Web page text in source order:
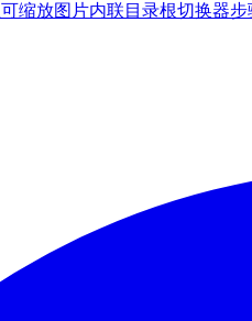
可缩放图片内联目录根切换器步